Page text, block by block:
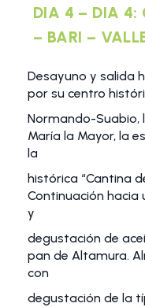
DIA 4 – DIA 4:
– BARI –
Desayuno y salida
por su centro
Normando-Suabio,
María la Mayor, la
la
histórica “Cantina
Continuación hacia
y
degustación de
pan de Altamura.
con
degustación de la